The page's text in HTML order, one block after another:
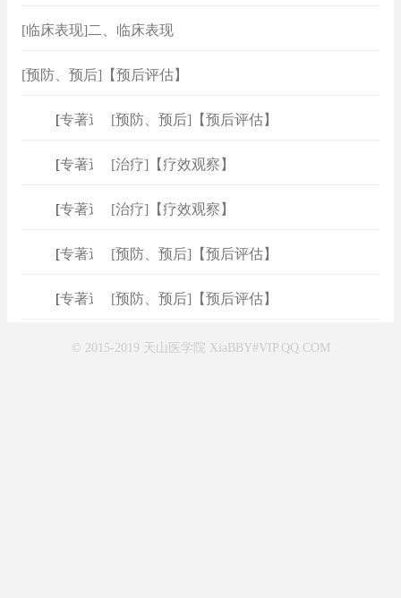
[临床表现]二、临床表现
[预防、预后]【预后评估】
专著速查]
[预防、预后]【预后评估】
专著速查]
[治疗]【疗效观察】
专著速查]
[治疗]【疗效观察】
专著速查]
[预防、预后]【预后评估】
专著速查]
[预防、预后]【预后评估】
© 2015-2019 天山医学院 XiaBBY#VIP.QQ.COM